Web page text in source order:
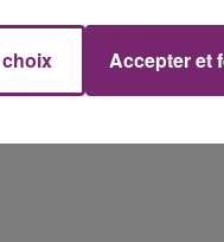
Accepter et